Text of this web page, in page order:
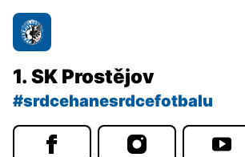
1. SK Prostějov
#srdcehanesrdcefotbalu